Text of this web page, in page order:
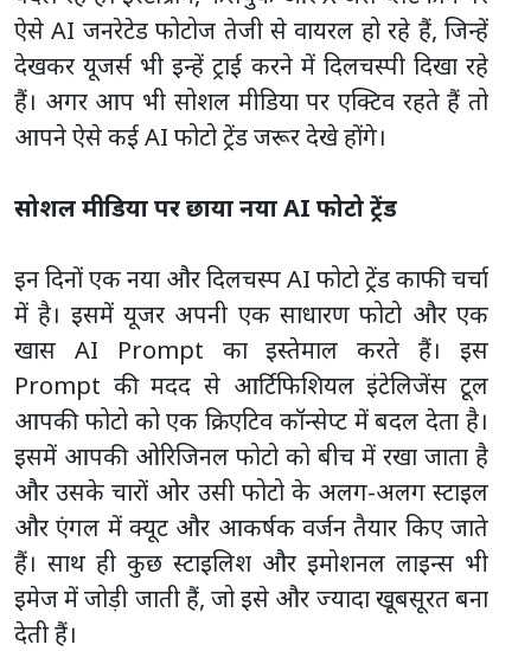
ऐसे AI जनरेटेड फोटोज तेजी से वायरल हो रहे हैं, जिन्हें
देखकर यूजर्स भी इन्हें ट्राई करने में दिलचस्पी दिखा रहे
हैं। अगर आप भी सोशल मीडिया पर एक्टिव रहते हैं तो
आपने ऐसे कई AI फोटो ट्रेंड जरूर देखे होंगे।
सोशल मीडिया पर छाया नया AI फोटो ट्रेंड
इन दिनों एक नया और दिलचस्प AI फोटो ट्रेंड काफी चर्चा
में है। इसमें यूजर अपनी एक साधारण फोटो और एक
खास AI Prompt का इस्तेमाल करते हैं। इस
Prompt की मदद से आर्टिफिशियल इंटेलिजेंस टूल
आपकी फोटो को एक क्रिएटिव कॉन्सेप्ट में बदल देता है।
इसमें आपकी ओरिजिनल फोटो को बीच में रखा जाता है
और उसके चारों ओर उसी फोटो के अलग-अलग स्टाइल
और एंगल में क्यूट और आकर्षक वर्जन तैयार किए जाते
हैं। साथ ही कुछ स्टाइलिश और इमोशनल लाइन्स भी
इमेज में जोड़ी जाती हैं, जो इसे और ज्यादा खूबसूरत बना
देती हैं।